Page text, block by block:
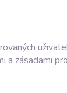
a zásadami